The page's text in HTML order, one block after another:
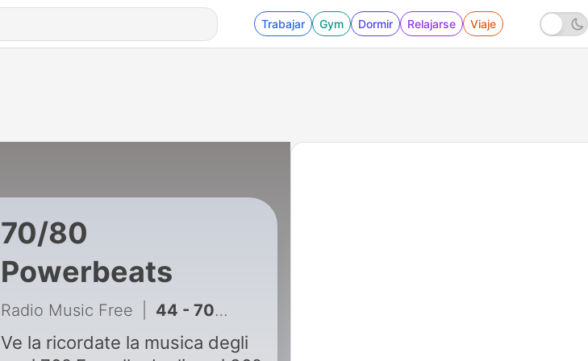
Trabajar Gym Dormir Relajarse Viaje
70/80
Powerbeats
Radio Music Free 44 - 70-80 Powerbeats #105
Ve la ricordate la musica degli